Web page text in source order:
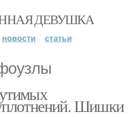
ДЕВУШКА
новости статьи
Шишки